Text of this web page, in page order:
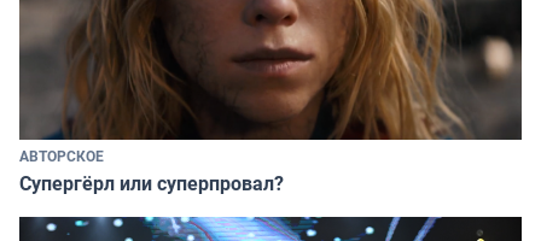
АВТОРСКОЕ
Супергёрл или суперпровал?